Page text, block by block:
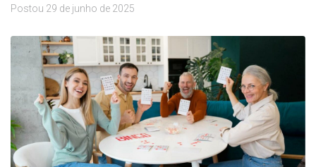
Postou 29 de junho de 2025